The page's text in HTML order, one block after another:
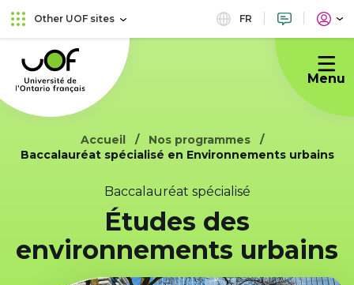
Skip
to
menu
Skip
to
Other UOF sites FR
Université
de
l'Ontario
français
Menu
Accueil
Nos programmes
Baccalauréat spécialisé en Environnements urbains
Baccalauréat spécialisé
Études des
environnements urbains